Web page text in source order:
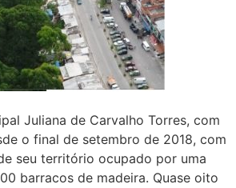
Juliana de Carvalho Torres, com
o final de setembro de 2018, com
seu território ocupado por uma
barracos de madeira. Quase oito